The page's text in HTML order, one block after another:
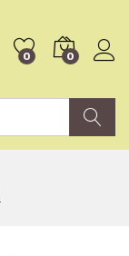
0 0
Search